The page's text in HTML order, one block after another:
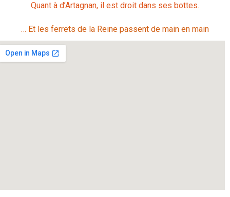
Quant à d’Artagnan, il est droit dans ses bottes.
… Et les ferrets de la Reine passent de main en main
à l’étiquette : La troupe